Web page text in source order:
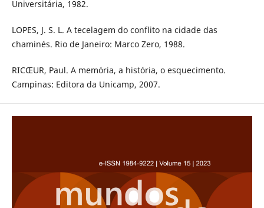
Universitária, 1982.
LOPES, J. S. L. A tecelagem do conflito na cidade das
chaminés. Rio de Janeiro: Marco Zero, 1988.
RICŒUR, Paul. A memória, a história, o esquecimento.
Campinas: Editora da Unicamp, 2007.